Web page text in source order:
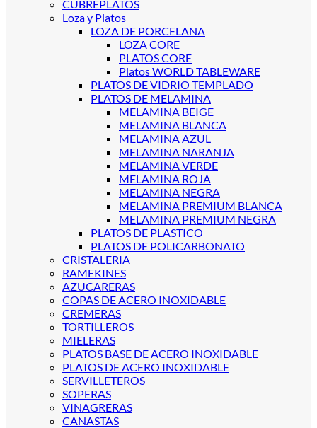
CUBREPLATOS
Loza y Platos
LOZA DE PORCELANA
LOZA CORE
PLATOS CORE
Platos WORLD TABLEWARE
PLATOS DE VIDRIO TEMPLADO
PLATOS DE MELAMINA
MELAMINA BEIGE
MELAMINA BLANCA
MELAMINA AZUL
MELAMINA NARANJA
MELAMINA VERDE
MELAMINA ROJA
MELAMINA NEGRA
MELAMINA PREMIUM BLANCA
MELAMINA PREMIUM NEGRA
PLATOS DE PLASTICO
PLATOS DE POLICARBONATO
CRISTALERIA
RAMEKINES
AZUCARERAS
COPAS DE ACERO INOXIDABLE
CREMERAS
TORTILLEROS
MIELERAS
PLATOS BASE DE ACERO INOXIDABLE
PLATOS DE ACERO INOXIDABLE
SERVILLETEROS
SOPERAS
VINAGRERAS
CANASTAS